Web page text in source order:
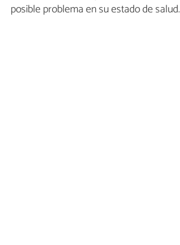
posible problema en su estado de salud.